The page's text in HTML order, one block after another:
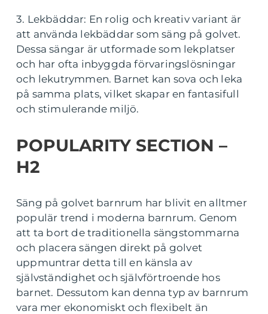
3. Lekbäddar: En rolig och kreativ variant är
att använda lekbäddar som säng på golvet.
Dessa sängar är utformade som lekplatser
och har ofta inbyggda förvaringslösningar
och lekutrymmen. Barnet kan sova och leka
på samma plats, vilket skapar en fantasifull
och stimulerande miljö.
POPULARITY SECTION –
H2
Säng på golvet barnrum har blivit en alltmer
populär trend i moderna barnrum. Genom
att ta bort de traditionella sängstommarna
och placera sängen direkt på golvet
uppmuntrar detta till en känsla av
självständighet och självförtroende hos
barnet. Dessutom kan denna typ av barnrum
vara mer ekonomiskt och flexibelt än